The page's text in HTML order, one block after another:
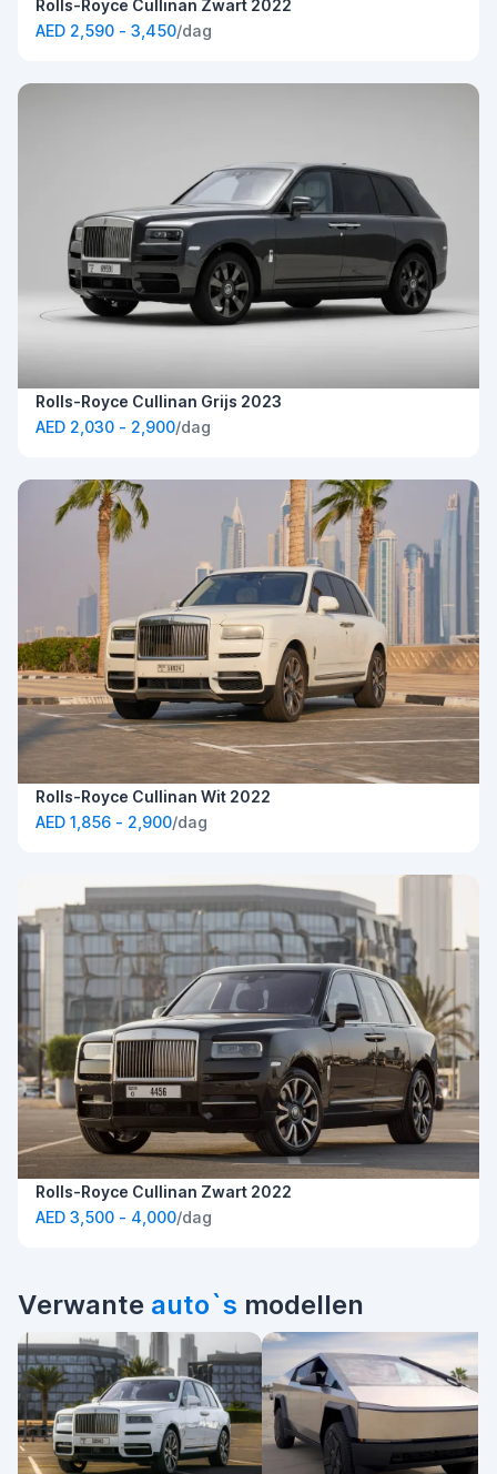
Rolls-Royce Cullinan Zwart 2022
AED 2,590 - 3,450/dag
Rolls-Royce Cullinan Grijs 2023
AED 2,030 - 2,900/dag
Rolls-Royce Cullinan Wit 2022
AED 1,856 - 2,900/dag
Rolls-Royce Cullinan Zwart 2022
AED 3,500 - 4,000/dag
Verwante auto`s modellen